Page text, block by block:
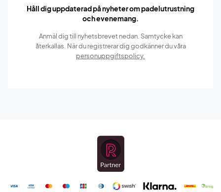
Håll dig uppdaterad på nyheter om padelutrustning
och evenemang.
Anmäl dig till nyhetsbrevet nedan. Samtycke kan
återkallas. När du registrerar dig godkänner du våra
personuppgiftspolicy.